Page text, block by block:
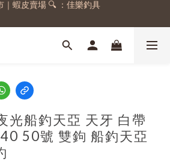
會員，送 50 元購物金
會員，送 50 元購物金
光船釣天亞 天牙 白帶
50號 雙鉤 船釣天亞